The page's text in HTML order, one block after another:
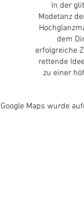
In der
Modetanz
dem
erfolgreiche
rettende
zu einer
Google Maps wurde